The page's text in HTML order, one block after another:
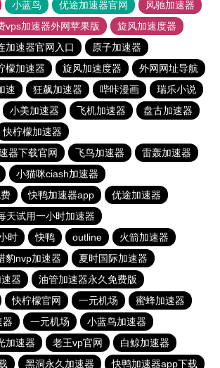
小蓝鸟 优途加速器官网
风驰加速器
vps加速器外网苹果版
旋风加速度器
加速器官网入口
原子加速器
檬加速器 旋风加速度器
外网网址导航
速 狂飙加速器 哔咔漫画
瑞乐小说
小美加速器 飞机加速器
盘古加速器
快柠檬加速器
器下载官网
飞鸟加速器
雷轰加速器
小猫咪ciash加速器
快鸭加速器app
优途加速器
天试用一小时加速器
时
快鸭 outline
火箭加速器
豹nvp加速器
夏时国际加速器
器
油管加速器永久免费版
快柠檬官网 一元机场
蜜蜂加速器
器
一元机场
小蓝鸟加速器
加速器 老王vp官网
白鲸加速器
黑洞永久加速器 快鸭加速器app下载